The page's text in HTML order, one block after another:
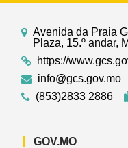
Avenida da Praia
Plaza, 15.º andar,
https://
info@gcs.gov.mo
(853)2833 2886
GOV.MO